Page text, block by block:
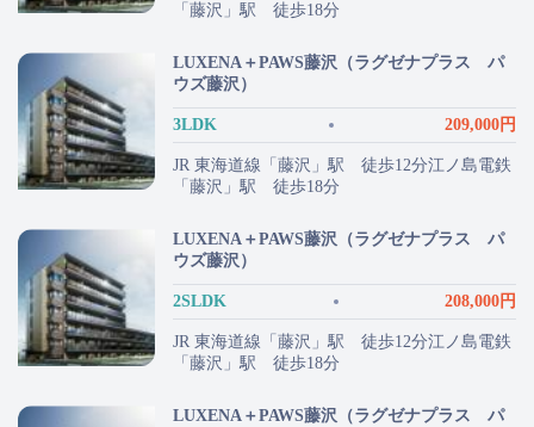
「藤沢」駅 徒歩18分
LUXENA＋PAWS藤沢（ラグゼナプラス パ
ウズ藤沢）
3LDK 209,000円
JR 東海道線「藤沢」駅 徒歩12分江ノ島電鉄
「藤沢」駅 徒歩18分
LUXENA＋PAWS藤沢（ラグゼナプラス パ
ウズ藤沢）
2SLDK 208,000円
JR 東海道線「藤沢」駅 徒歩12分江ノ島電鉄
「藤沢」駅 徒歩18分
LUXENA＋PAWS藤沢（ラグゼナプラス パ